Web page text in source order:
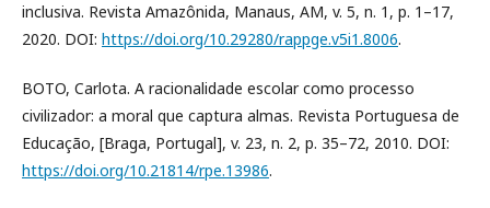
inclusiva. Revista Amazônida, Manaus, AM, v. 5, n. 1, p. 1–17,
2020. DOI: https://doi.org/10.29280/rappge.v5i1.8006.
BOTO, Carlota. A racionalidade escolar como processo
civilizador: a moral que captura almas. Revista Portuguesa de
Educação, [Braga, Portugal], v. 23, n. 2, p. 35–72, 2010. DOI:
https://doi.org/10.21814/rpe.13986.